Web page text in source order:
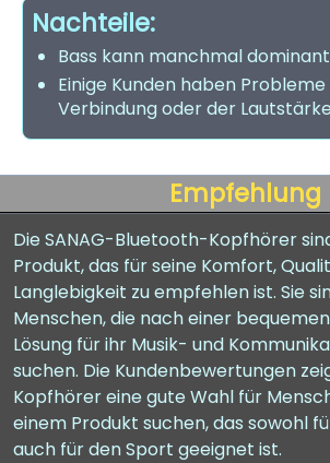
Nachteile:
Bass kann manchmal
Einige Kunden haben
Verbindung oder der Lautstärke
Empfehlung
Die SANAG-Bluetooth-Kopfhörer
Produkt, das für seine Komfort,
Langlebigkeit zu empfehlen ist. Sie
Menschen, die nach einer
Lösung für ihr Musik- und
suchen. Die Kundenbewertungen
Kopfhörer eine gute Wahl für
einem Produkt suchen, das sowohl
auch für den Sport geeignet ist.